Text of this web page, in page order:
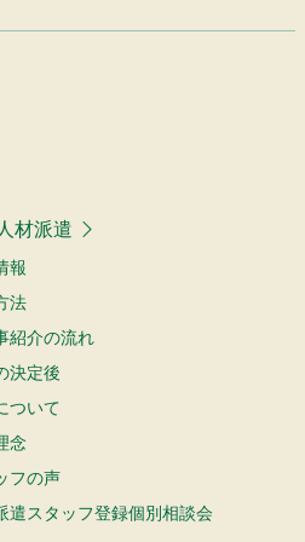
材派遣
報
法
紹介の流れ
決定後
ついて
念
フの声
遣スタッフ登録個別相談会